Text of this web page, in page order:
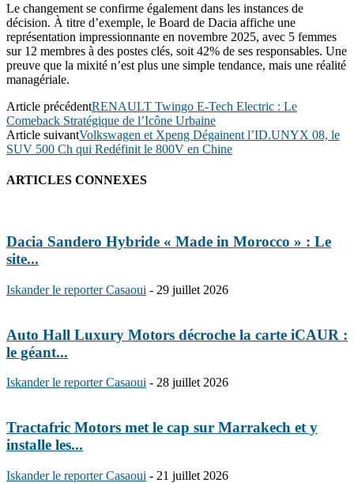
​Le changement se confirme également dans les instances de
décision. À titre d’exemple, le Board de Dacia affiche une
représentation impressionnante en novembre 2025, avec 5 femmes
sur 12 membres à des postes clés, soit 42% de ses responsables. Une
preuve que la mixité n’est plus une simple tendance, mais une réalité
managériale.
Article précédentRENAULT Twingo E-Tech Electric : Le
Comeback Stratégique de l’Icône Urbaine
Article suivantVolkswagen et Xpeng Dégainent l’ID.UNYX 08, le
SUV 500 Ch qui Redéfinit le 800V en Chine
ARTICLES CONNEXES
Dacia Sandero Hybride « Made in Morocco » : Le
site...
Iskander le reporter Casaoui - 29 juillet 2026
Auto Hall Luxury Motors décroche la carte iCAUR :
le géant...
Iskander le reporter Casaoui - 28 juillet 2026
Tractafric Motors met le cap sur Marrakech et y
installe les...
Iskander le reporter Casaoui - 21 juillet 2026